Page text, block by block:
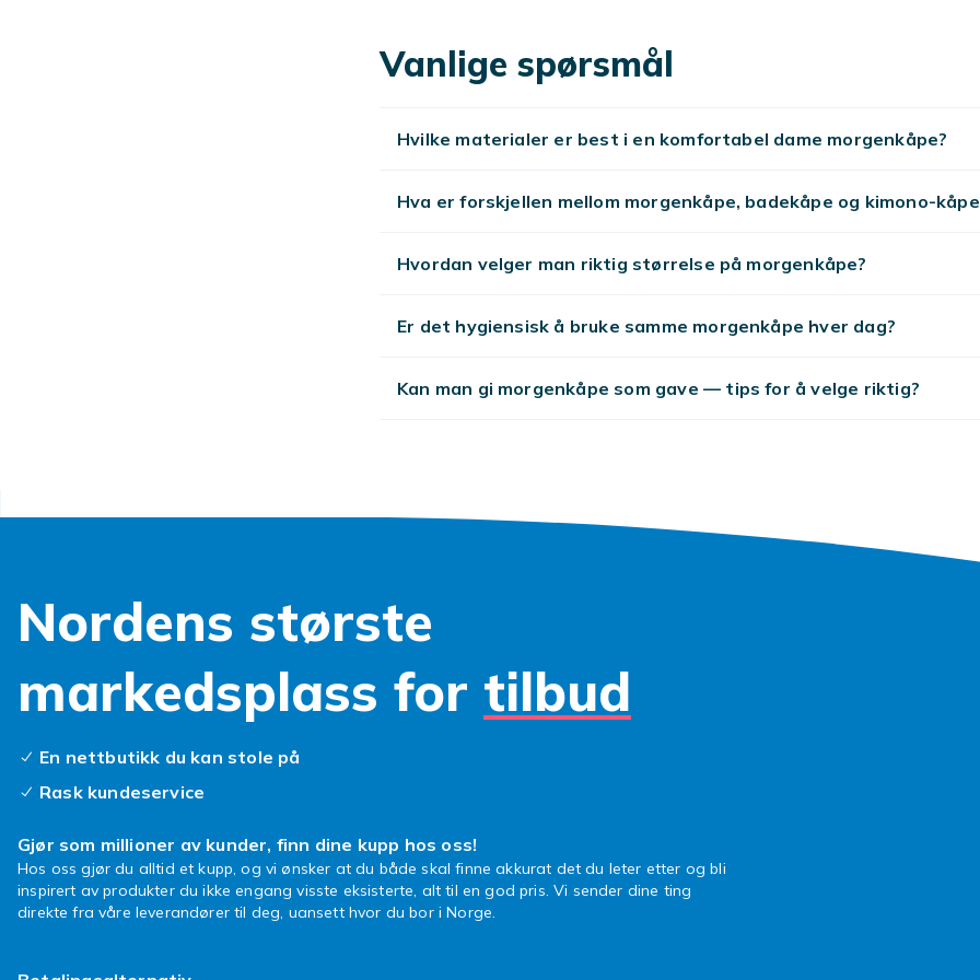
Stil og kvalitet
Utforsk mer
Vanlige spørsmål
Hvilke materialer er best i en komfortabel dame morgenkåpe?
Hva er forskjellen mellom morgenkåpe, badekåpe og kimono-
Hvordan velger man riktig størrelse på morgenkåpe?
Er det hygiensisk å bruke samme morgenkåpe hver dag?
Kan man gi morgenkåpe som gave — tips for å velge riktig?
Nordens største
markedsplass for tilbud
En nettbutikk du kan stole på
Rask kundeservice
Gjør som millioner av kunder, finn dine kupp hos oss!
Hos oss gjør du alltid et kupp, og vi ønsker at du både skal finne akkurat det du leter etter og bli
inspirert av produkter du ikke engang visste eksisterte, alt til en god pris. Vi sender dine ting
direkte fra våre leverandører til deg, uansett hvor du bor i Norge.